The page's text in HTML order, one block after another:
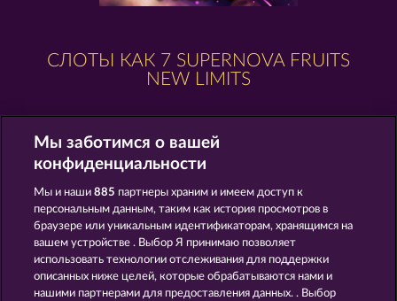
СЛОТЫ КАК 7 SUPERNOVA FRUITS
NEW LIMITS
EXPLODIAC MAXI PLAY STICKY DIAMONDS
Мы заботимся о вашей
конфиденциальности
Мы и наши885 партнеры храним и имеем доступ к
персональным данным, таким как история просмотров в
браузере или уникальным идентификаторам, хранящимся на
вашем устройстве . Выбор Я принимаю позволяет
использовать технологии отслеживания для поддержки
описанных ниже целей, которые обрабатываются нами и
нашими партнерами для предоставления данных. . Выбор